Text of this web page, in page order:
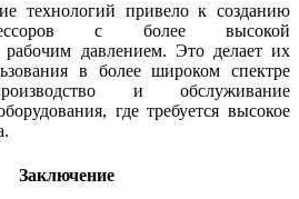
технологий привело к созданию
с более высокой
рабочим давлением. Это делает их
в более широком спектре
и обслуживание
где требуется высокое
Заключение